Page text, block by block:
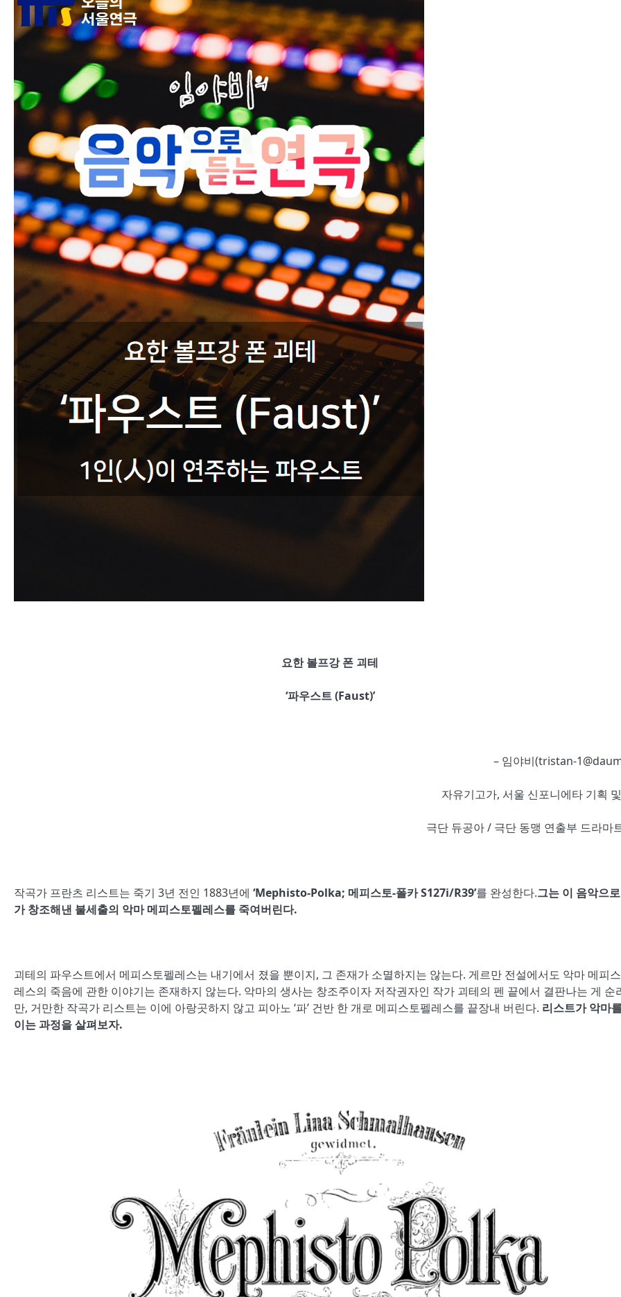
요한 볼프강 폰 괴테
‘파우스트 (Faust)’
– 임야비(tristan-
자유기고가, 서울 신포니에타 기획
극단 듀공아 / 극단 동맹 연출부 드라마
작곡가 프란츠 리스트는 죽기 3년 전인 1883년에 ‘Mephisto-Polka; 메피스토-폴카 S127i/R39’를 완성한다.그는 이 음악으
가 창조해낸 불세출의 악마 메피스토펠레스를 죽여버린다.
괴테의 파우스트에서 메피스토펠레스는 내기에서 졌을 뿐이지, 그 존재가 소멸하지는 않는다. 게르만 전설에서도 악마 메피
레스의 죽음에 관한 이야기는 존재하지 않는다. 악마의 생사는 창조주이자 저작권자인 작가 괴테의 펜 끝에서 결판나는 게 순
만, 거만한 작곡가 리스트는 이에 아랑곳하지 않고 피아노 ‘파’ 건반 한 개로 메피스토펠레스를 끝장내 버린다. 리스트가 악마
이는 과정을 살펴보자.